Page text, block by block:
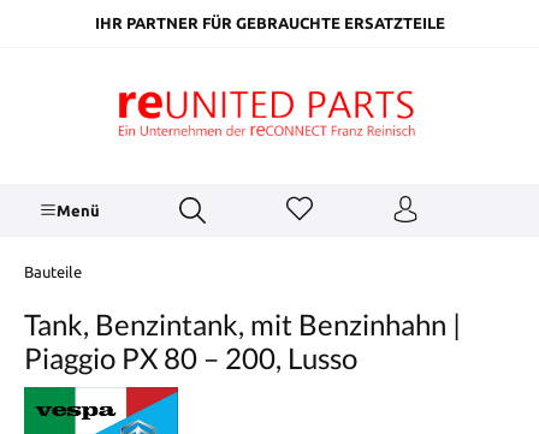
springenIHR PARTNER FÜR GEBRAUCHTE ERSATZTEILE
Menü
Bauteile
Tank, Benzintank, mit Benzinhahn |
Piaggio PX 80 – 200, Lusso